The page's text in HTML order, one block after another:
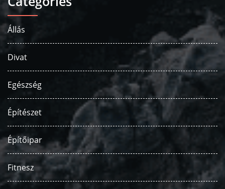
Állás
Divat
Egészség
Építészet
Építőipar
Fitnesz